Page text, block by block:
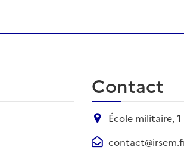
Contact
École militaire,